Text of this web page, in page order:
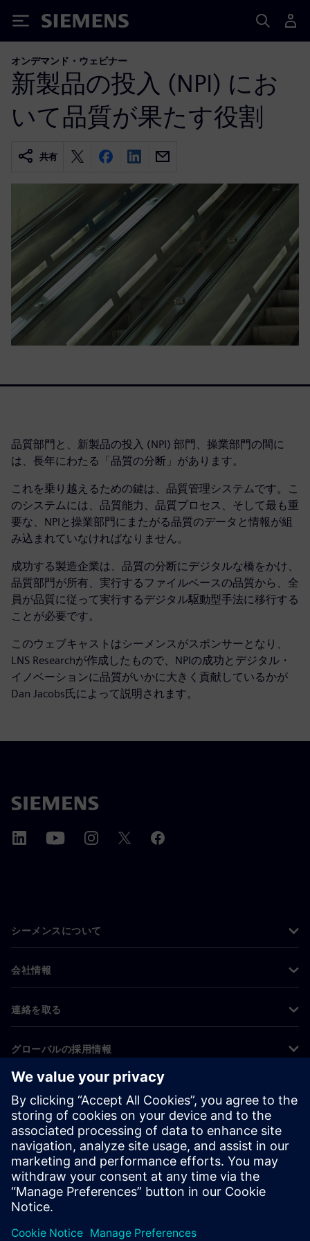
Siemens
オンデマンド・ウェビナー
新製品の投入 (NPI) にお
いて品質が果たす役割
共有
品質部門と、新製品の投入 (NPI) 部門、操業部門の間に
は、長年にわたる「品質の分断」があります。
これを乗り越えるための鍵は、品質管理システムです。こ
のシステムには、品質能力、品質プロセス、そして最も重
要な、NPIと操業部門にまたがる品質のデータと情報が組
み込まれていなければなりません。
成功する製造企業は、品質の分断にデジタルな橋をかけ、
品質部門が所有、実行するファイルベースの品質から、全
員が品質に従って実行するデジタル駆動型手法に移行する
ことが必要です。
このウェブキャストはシーメンスがスポンサーとなり、
LNS Researchが作成したもので、NPIの成功とデジタル・
イノベーションに品質がいかに大きく貢献しているかが
Dan Jacobs氏によって説明されます。
シーメンスについて
会社情報
連絡を取る
グローバルの採用情報
©Siemens 2026
コーポレート情報
プライバシー通知
クッキー通知
利用条件